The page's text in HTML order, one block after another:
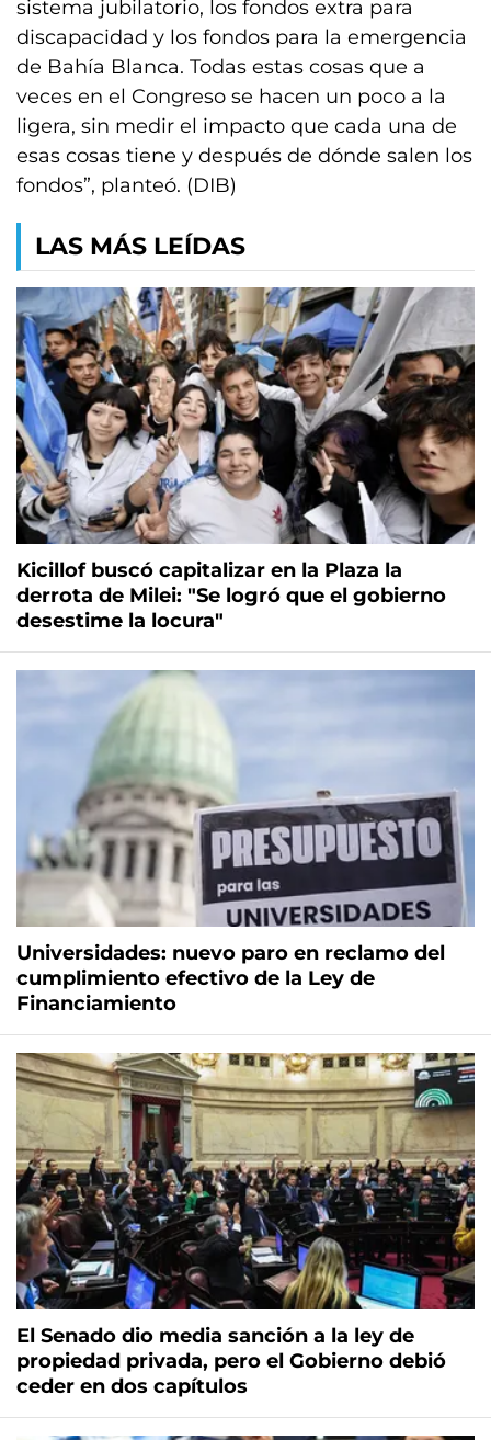
sistema jubilatorio, los fondos extra para
discapacidad y los fondos para la emergencia
de Bahía Blanca. Todas estas cosas que a
veces en el Congreso se hacen un poco a la
ligera, sin medir el impacto que cada una de
esas cosas tiene y después de dónde salen los
fondos”, planteó. (DIB)
LAS MÁS LEÍDAS
Kicillof buscó capitalizar en la Plaza la
derrota de Milei: "Se logró que el gobierno
desestime la locura"
Universidades: nuevo paro en reclamo del
cumplimiento efectivo de la Ley de
Financiamiento
El Senado dio media sanción a la ley de
propiedad privada, pero el Gobierno debió
ceder en dos capítulos